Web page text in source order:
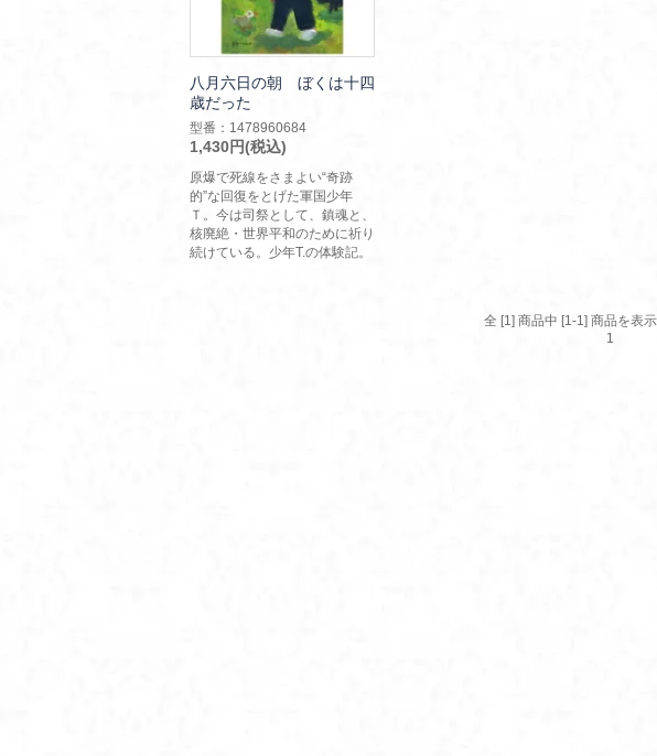
八月六日の朝 ぼくは十四
歳だった
型番：1478960684
1,430円(税込)
原爆で死線をさまよい“奇跡
的”な回復をとげた軍国少年
Ｔ。今は司祭として、鎮魂と、
核廃絶・世界平和のために祈り
続けている。少年T.の体験記。
全 [1] 商品中 [1-1] 商品を表
1